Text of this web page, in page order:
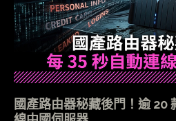
國產路由器秘藏後門！逾 20